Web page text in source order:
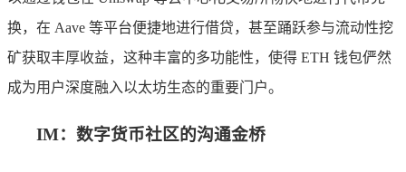
换，在 Aave 等平台便捷地进行借贷，甚至踊跃参与流动性挖
矿获取丰厚收益，这种丰富的多功能性，使得 ETH 钱包俨然
成为用户深度融入以太坊生态的重要门户。
IM：数字货币社区的沟通金桥